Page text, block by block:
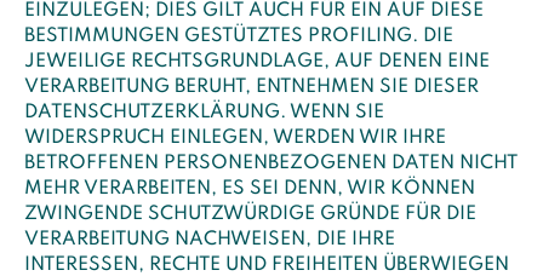
EINZULEGEN; DIES GILT AUCH FÜR EIN AUF DIESE
BESTIMMUNGEN GESTÜTZTES PROFILING. DIE
JEWEILIGE RECHTSGRUNDLAGE, AUF DENEN EINE
VERARBEITUNG BERUHT, ENTNEHMEN SIE DIESER
DATENSCHUTZERKLÄRUNG. WENN SIE
WIDERSPRUCH EINLEGEN, WERDEN WIR IHRE
BETROFFENEN PERSONENBEZOGENEN DATEN NICHT
MEHR VERARBEITEN, ES SEI DENN, WIR KÖNNEN
ZWINGENDE SCHUTZWÜRDIGE GRÜNDE FÜR DIE
VERARBEITUNG NACHWEISEN, DIE IHRE
INTERESSEN, RECHTE UND FREIHEITEN ÜBERWIEGEN